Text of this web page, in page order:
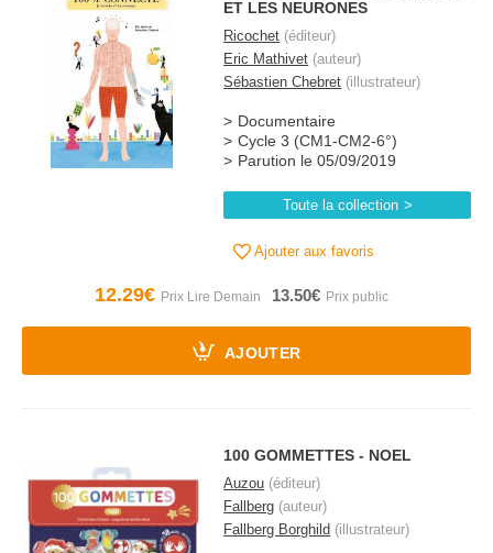
ET LES NEURONES
Ricochet (éditeur)
Eric Mathivet (auteur)
Sébastien Chebret (illustrateur)
Documentaire
Cycle 3 (CM1-CM2-6°)
Parution le 05/09/2019
Toute la collection
Ajouter aux favoris
12.29€ 13.50€
AJOUTER
100 GOMMETTES - NOEL
Auzou (éditeur)
Fallberg (auteur)
Fallberg Borghild (illustrateur)